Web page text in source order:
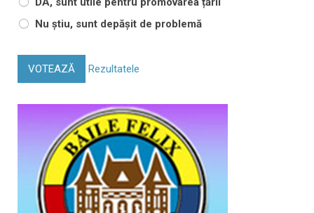
Nu știu, sunt depășit de problemă
VOTEAZĂ Rezultatele